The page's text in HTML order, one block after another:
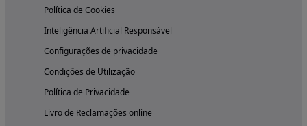
Política de Cookies
Inteligência Artificial Responsável
Configurações de privacidade
Condições de Utilização
Política de Privacidade
Livro de Reclamações online